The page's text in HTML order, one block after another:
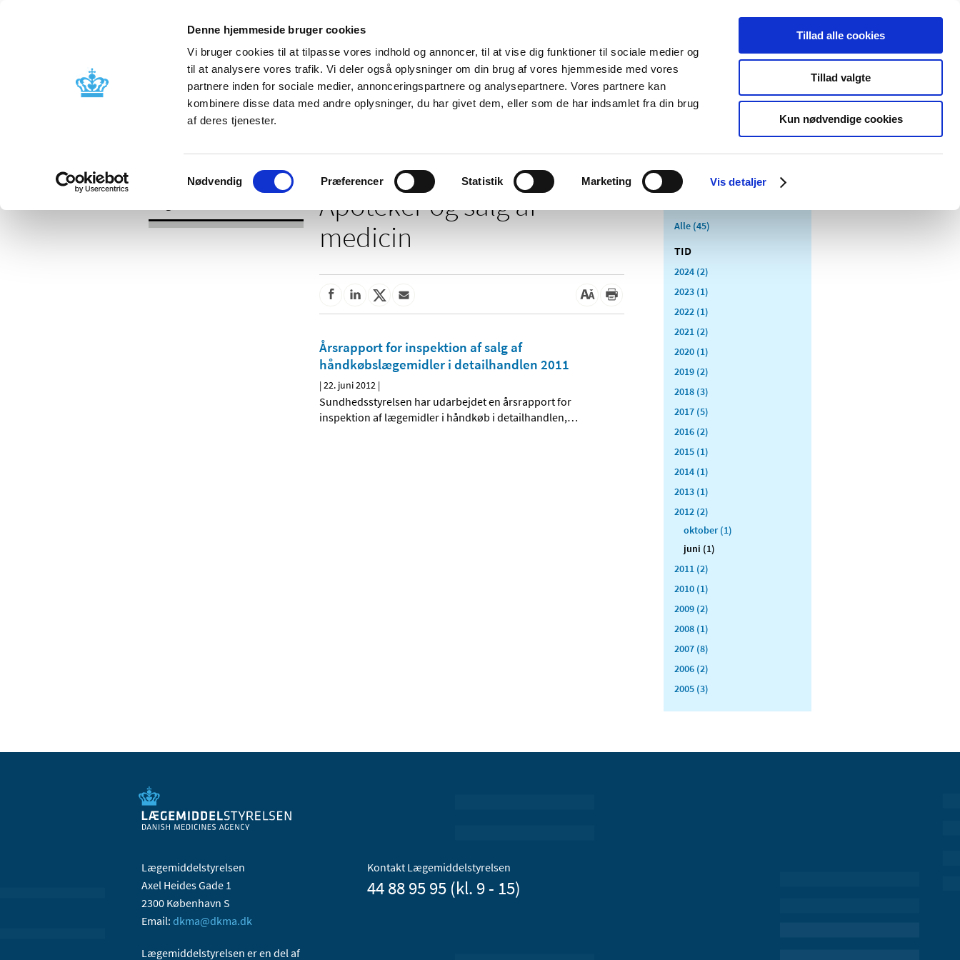
Denne hjemmeside bruger cookies
Vi bruger cookies til at tilpasse vores indhold og annoncer, til at vise dig funktioner til sociale medier og
til at analysere vores trafik. Vi deler også oplysninger om din brug af vores hjemmeside med vores
partnere inden for sociale medier, annonceringspartnere og analysepartnere. Vores partnere kan
kombinere disse data med andre oplysninger, du har givet dem, eller som de har indsamlet fra din brug
af deres tjenester.
Samtykkevalg
Nødvendig Præferencer Statistik Marketing Vis detaljer
Tillad alle cookies
Tillad valgte
Kun nødvendige cookies
Nyheder Om os Kontakt Udgivelser
Godkendelse og
Bivirkninger og
produktinformation
Tilskud og
Apoteker og salg af
Medicinsk
Særlige
produktområder
Apoteker og salg af
medicin
Årsrapport for inspektion af salg af
håndkøbslægemidler i detailhandlen 2011
|22. juni 2012 |
Sundhedsstyrelsen har udarbejdet en årsrapport for
inspektion af lægemidler i håndkøb i detailhandlen,…
Alle (45)
TID
2024 (2)
2023 (1)
2022 (1)
2021 (2)
2020 (1)
2019 (2)
2018 (3)
2017 (5)
2016 (2)
2015 (1)
2014 (1)
2013 (1)
2012 (2)
oktober (1)
juni (1)
2011 (2)
2010 (1)
2009 (2)
2008 (1)
2007 (8)
2006 (2)
2005 (3)
Lægemiddelstyrelsen
Axel Heides Gade 1
2300 København S
Email: dkma@dkma.dk
Lægemiddelstyrelsen er en del af
Kontakt Lægemiddelstyrelsen
44 88 95 95 (kl. 9 - 15)